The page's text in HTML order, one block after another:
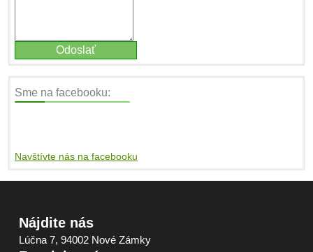
Sme na facebooku:
Navštívte nás na facebooku
Nájdite nás
Lúčna 7, 94002 Nové Zámky